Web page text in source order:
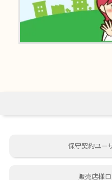
保守契約ユー
販売店様